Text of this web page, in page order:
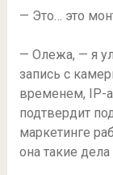
— Это… это
— Олежа, — я
запись с
временем, IP-
подтвердит
маркетинге
она такие дела